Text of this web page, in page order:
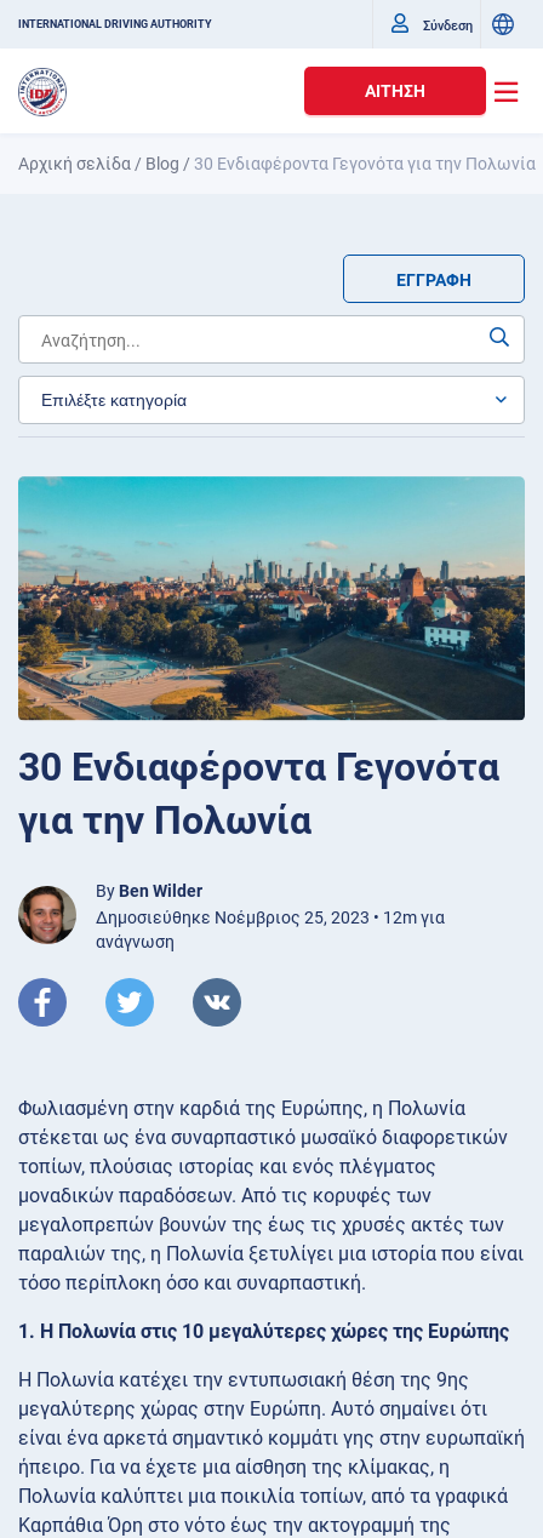
INTERNATIONAL DRIVING AUTHORITY Σύνδεση
ΑΊΤΗΣΗ
Αρχική σελίδα / Blog / 30 Ενδιαφέροντα Γεγονότα για την Πολωνία
ΕΓΓΡΑΦΉ
30 Ενδιαφέροντα Γεγονότα
για την Πολωνία
By Ben Wilder
Δημοσιεύθηκε Νοέμβριος 25, 2023 • 12m για
ανάγνωση
Φωλιασμένη στην καρδιά της Ευρώπης, η Πολωνία
στέκεται ως ένα συναρπαστικό μωσαϊκό διαφορετικών
τοπίων, πλούσιας ιστορίας και ενός πλέγματος
μοναδικών παραδόσεων. Από τις κορυφές των
μεγαλοπρεπών βουνών της έως τις χρυσές ακτές των
παραλιών της, η Πολωνία ξετυλίγει μια ιστορία που είναι
τόσο περίπλοκη όσο και συναρπαστική.
1. Η Πολωνία στις 10 μεγαλύτερες χώρες της Ευρώπης
Η Πολωνία κατέχει την εντυπωσιακή θέση της 9ης
μεγαλύτερης χώρας στην Ευρώπη. Αυτό σημαίνει ότι
είναι ένα αρκετά σημαντικό κομμάτι γης στην ευρωπαϊκή
ήπειρο. Για να έχετε μια αίσθηση της κλίμακας, η
Πολωνία καλύπτει μια ποικιλία τοπίων, από τα γραφικά
Καρπάθια Όρη στο νότο έως την ακτογραμμή της